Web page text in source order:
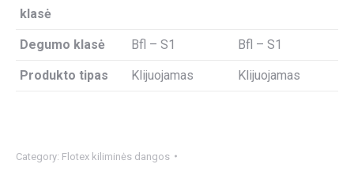
klasė
Degumo klasė Bfl – S1 Bfl – S1
Produkto tipas Klijuojamas Klijuojamas
Category: Flotex kiliminės dangos